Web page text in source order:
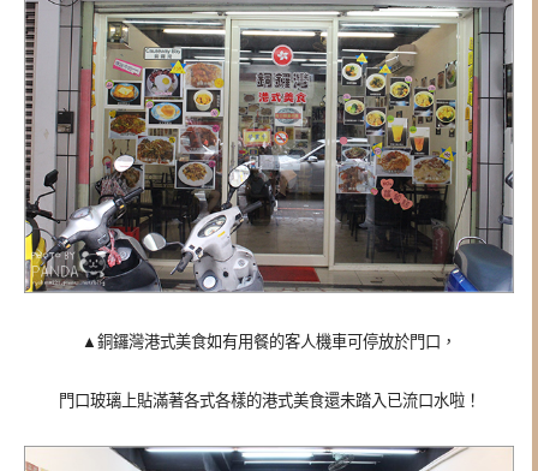
▲銅鑼灣港式美食如有用餐的客人機車可停放於門口，
門口玻璃上貼滿著各式各樣的港式美食還未踏入已流口水啦！